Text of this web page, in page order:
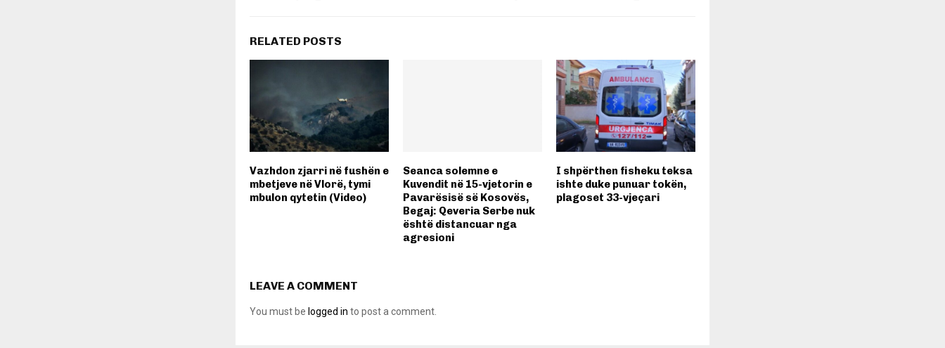
RELATED POSTS
Vazhdon zjarri në fushën e
mbetjeve në Vlorë, tymi
mbulon qytetin (Video)
Seanca solemne e
Kuvendit në 15-vjetorin e
Pavarësisë së Kosovës,
Begaj: Qeveria Serbe nuk
është distancuar nga
agresioni
I shpërthen fisheku teksa
ishte duke punuar tokën,
plagoset 33-vjeçari
LEAVE A COMMENT
You must be logged in to post a comment.